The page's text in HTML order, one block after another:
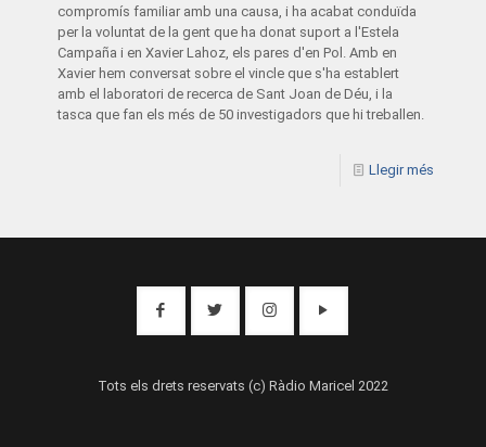
compromís familiar amb una causa, i ha acabat conduïda
per la voluntat de la gent que ha donat suport a l'Estela
Campaña i en Xavier Lahoz, els pares d'en Pol. Amb en
Xavier hem conversat sobre el vincle que s'ha establert
amb el laboratori de recerca de Sant Joan de Déu, i la
tasca que fan els més de 50 investigadors que hi treballen.
Llegir més
Tots els drets reservats (c) Ràdio Maricel 2022